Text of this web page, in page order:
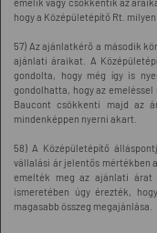
hogy a Középületépítő Rt.
57) Az ajánlatkérő a második
ajánlati áraikat. A
gondolta, hogy még így is
gondolhatta, hogy az
Baucont csökkenti majd az
mindenképpen nyerni akart.
58) A Középületépítő
vállalási ár jelentős mértékben
emelték meg az ajánlati árat
ismeretében úgy érezték,
magasabb összeg megajánlása.